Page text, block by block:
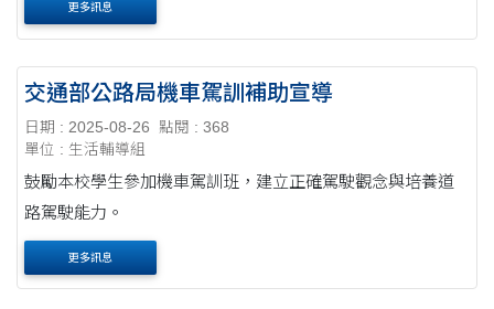
更多訊息
交通部公路局機車駕訓補助宣導
日期 : 2025-08-26
點閱 : 368
單位 : 生活輔導組
鼓勵本校學生參加機車駕訓班，建立正確駕駛觀念與培養道
路駕駛能力。
更多訊息